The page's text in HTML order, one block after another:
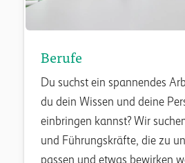
Berufe
Du suchst ein spannendes
du dein Wissen und deine
einbringen kannst? Wir
und Führungskräfte, die zu
passen und etwas bewirken